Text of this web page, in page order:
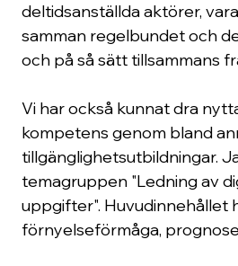
deltidsanställda aktörer,
samman regelbundet och
och på så sätt tillsammans
Vi har också kunnat dra
kompetens genom bland
tillgänglighetsutbildningar.
temagruppen "Ledning av
uppgifter". Huvudinnehållet
förnyelseförmåga,